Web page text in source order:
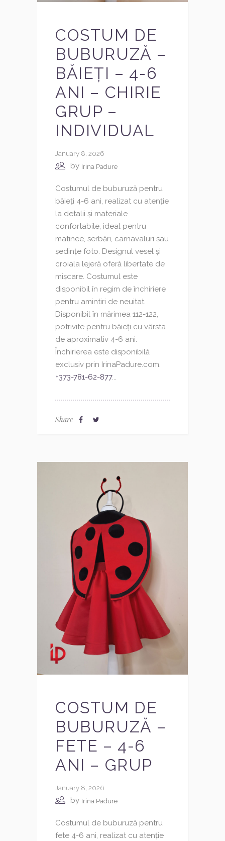
COSTUM DE
BUBURUZĂ –
BĂIEȚI – 4-6
ANI – CHIRIE
GRUP –
INDIVIDUAL
January 8, 2026
by Irina Padure
Costumul de buburuză pentru
băieți 4-6 ani, realizat cu atenție
la detalii și materiale
confortabile, ideal pentru
matinee, serbări, carnavaluri sau
ședințe foto. Designul vesel și
croiala lejeră oferă libertate de
mișcare. Costumul este
disponibil în regim de închiriere
pentru amintiri de neuitat.
Disponibil în mărimea 112-122,
potrivite pentru băieți cu vârsta
de aproximativ 4-6 ani.
Închirierea este disponibilă
exclusiv prin IrinaPadure.com.
+373-781-62-877...
Share
COSTUM DE
BUBURUZĂ –
FETE – 4-6
ANI – GRUP
January 8, 2026
by Irina Padure
Costumul de buburuză pentru
fete 4-6 ani, realizat cu atenție